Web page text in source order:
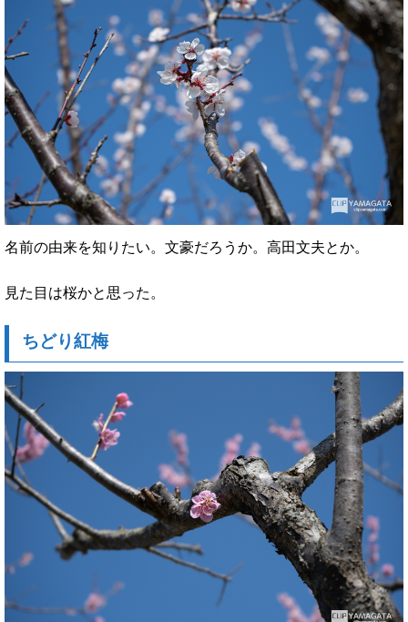
名前の由来を知りたい。文豪だろうか。高田文夫とか。
見た目は桜かと思った。
ちどり紅梅